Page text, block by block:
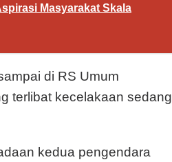
Masyarakat Skala
di RS Umum
terlibat kecelakaan sedang
kedua pengendara